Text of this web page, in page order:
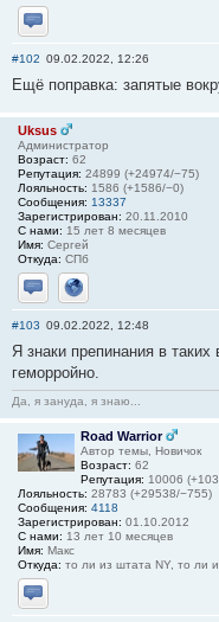
Отправить личное
#102 09.02.2022, 12:26
Ещё поправка: запятые
Uksus
Администратор
Возраст: 62
Репутация: 24899 (+24974/−75)
Лояльность: 1586 (+1586/−0)
Сообщения: 13337
Зарегистрирован: 20.11.2010
С нами: 15 лет 8 месяцев
Имя: Сергей
Откуда: СПб
Отправить личное
Сайт
#103 09.02.2022, 12:48
Я знаки препинания в
геморройно.
Да, я зануда, я знаю...
Road Warrior
Автор темы, Новичок
Возраст: 62
Репутация: 10006
Лояльность: 28783 (+29538/−755)
Сообщения: 4118
Зарегистрирован: 01.10.2012
С нами: 13 лет 10 месяцев
Имя: Макс
Откуда: то ли из штата NY, то ли
Отправить личное